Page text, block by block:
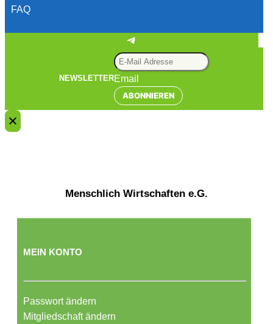
FAQ
Telegram
NEWSLETTEREmail
ABONNIEREN
Menschlich Wirtschaften e.G.
MEIN KONTO
Passwort ändern
Mitgliedschaft ändern